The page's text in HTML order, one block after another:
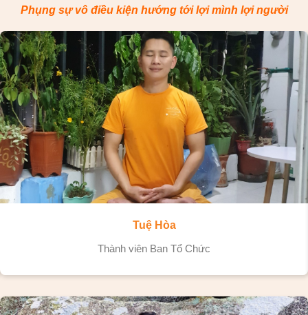
Phụng sự vô điều kiện hướng tới lợi mình lợi người
Tuệ Mây
Thành viên Ban Tổ Chức